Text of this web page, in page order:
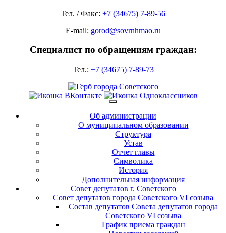
Тел. / Факс: +7 (34675) 7-89-56
E-mail: gorod@sovrnhmao.ru
Специалист по обращениям граждан:
Тел.: +7 (34675) 7-89-73
Об администрации
О муниципальном образовании
Структура
Устав
Отчет главы
Символика
История
Дополнительная информация
Совет депутатов г. Советского
Совет депутатов города Советского VI созыва
Состав депутатов Совета депутатов города
Советского VI созыва
График приема граждан